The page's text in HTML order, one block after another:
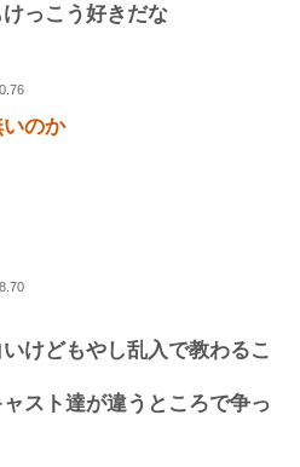
っこう好きだな
のか
けどもやし乱入で教わるこ
スト達が違うところで争っ